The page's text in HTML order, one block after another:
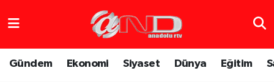
Gündem Ekonomi Siyaset Dünya Eğitim